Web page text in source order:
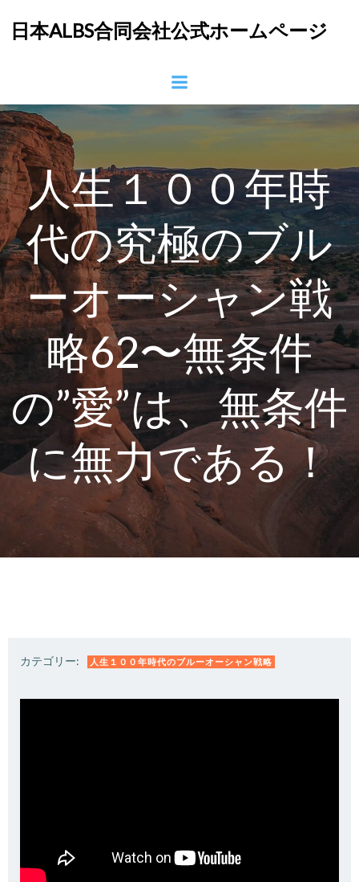
ン
ツ
へ
ス
プ
日本ALBS合同会社公式ホームページ
人生１００年時
代の究極のブル
ーオーシャン戦
略62〜無条件
の”愛”は、無条件
に無力である！
カテゴリー: 人生１００年時代のブルーオーシャン戦略